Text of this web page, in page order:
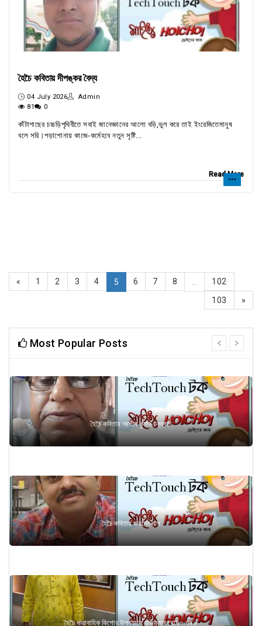
হৈচৈ কবিতায় দীপঙ্কর বৈদ্য
04 July 2026
Admin
81
0
কাঁটাগাছের চচ্চড়িপৃথিবীতে সবাই জানেজ্ঞানের আলো বড়ি,ভুল করে তাই ইংরেজিতেমানুষ
বলে সরি।পড়াশোনায় কাজে-কর্মেহবে নতুন সৃষ্টি...
Read More
« 1 2 3 4 5 6 7 8
102
103
»
Most Popular Posts
হৈচৈ কবিতায় আশীষ কুমার চক্রবর্তী
হৈচৈ কবিতায় জয়দেব দাস
হৈচৈ ধারাবাহিক কিশোর উপন্যাসে রাজকুমার ঘোষ - পর্ব ৮
prev